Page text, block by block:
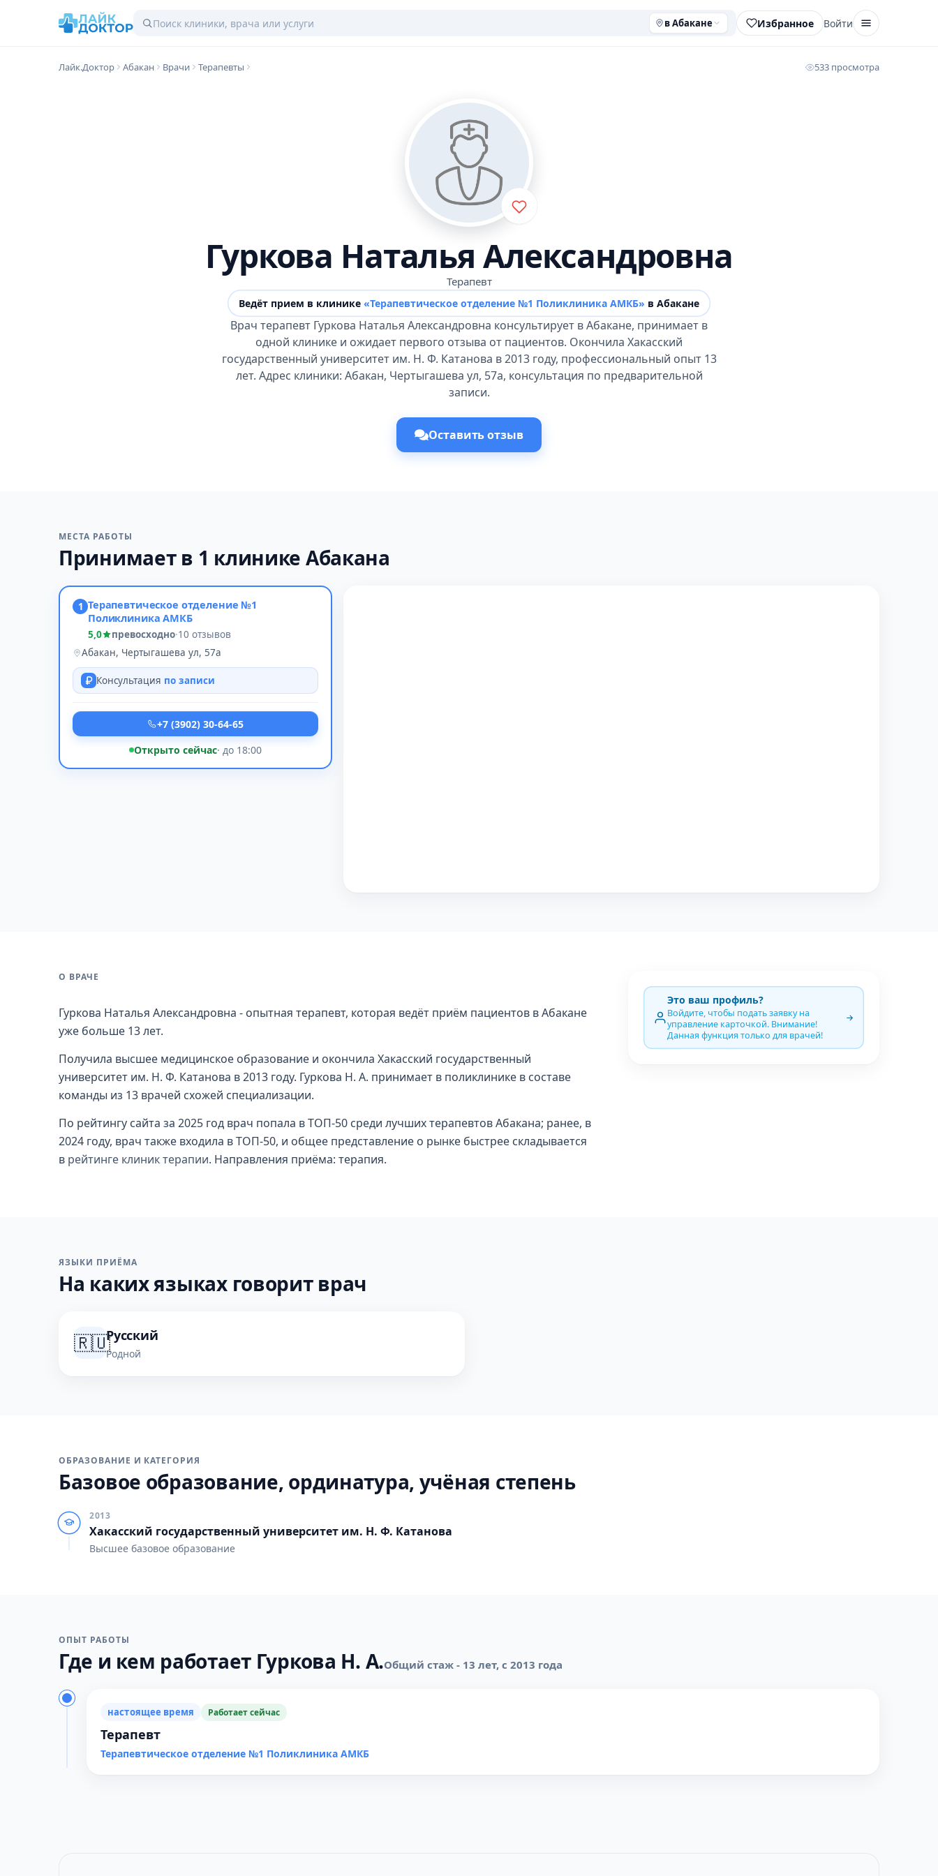
в Абакане Избранное Войти
Лайк.Доктор Абакан Врачи Терапевты 533 просмотра
Гуркова Наталья Александровна
Терапевт
Ведёт прием в клинике «Терапевтическое отделение №1 Поликлиника АМКБ» в Абакане
Врач терапевт Гуркова Наталья Александровна консультирует в Абакане, принимает в
одной клинике и ожидает первого отзыва от пациентов. Окончила Хакасский
государственный университет им. Н. Ф. Катанова в 2013 году, профессиональный опыт 13
лет. Адрес клиники: Абакан, Чертыгашева ул, 57а, консультация по предварительной
записи.
Оставить отзыв
МЕСТА РАБОТЫ
Принимает в 1 клинике Абакана
1 Терапевтическое отделение №1
Поликлиника АМКБ
5,0 превосходно·10 отзывов
Абакан, Чертыгашева ул, 57а
Консультация по записи
+7 (3902) 30-64-65
Открыто сейчас· до 18:00
О ВРАЧЕ
Гуркова Наталья Александровна - опытная терапевт, которая ведёт приём пациентов в Абакане
уже больше 13 лет.
Получила высшее медицинское образование и окончила Хакасский государственный
университет им. Н. Ф. Катанова в 2013 году. Гуркова Н. А. принимает в поликлинике в составе
команды из 13 врачей схожей специализации.
По рейтингу сайта за 2025 год врач попала в ТОП-50 среди лучших терапевтов Абакана; ранее, в
2024 году, врач также входила в ТОП-50, и общее представление о рынке быстрее складывается
в рейтинге клиник терапии. Направления приёма: терапия.
Это ваш профиль?
Войдите, чтобы подать заявку на
управление карточкой. Внимание!
Данная функция только для врачей!
ЯЗЫКИ ПРИЁМА
На каких языках говорит врач
🇷🇺Русский
Родной
ОБРАЗОВАНИЕ И КАТЕГОРИЯ
Базовое образование, ординатура, учёная степень
2013
Хакасский государственный университет им. Н. Ф. Катанова
Высшее базовое образование
ОПЫТ РАБОТЫ
Где и кем работает Гуркова Н. А.Общий стаж - 13 лет, с 2013 года
настоящее время Работает сейчас
Терапевт
Терапевтическое отделение №1 Поликлиника АМКБ